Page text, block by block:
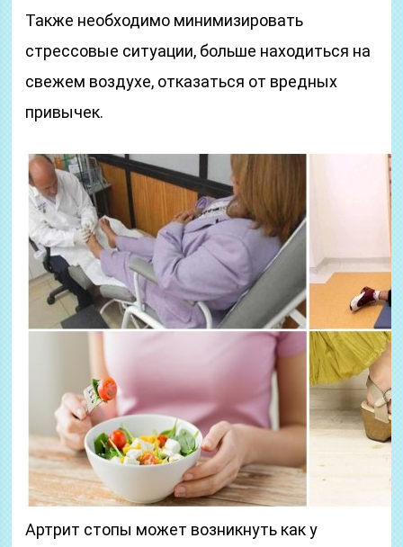
Также необходимо минимизировать
стрессовые ситуации, больше находиться на
свежем воздухе, отказаться от вредных
привычек.
Артрит стопы может возникнуть как у